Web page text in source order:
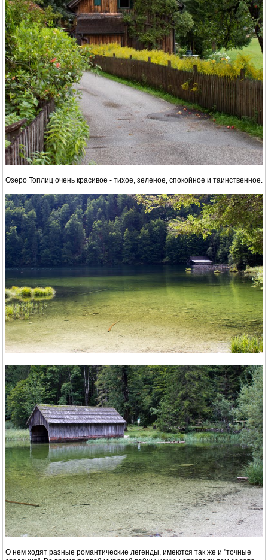
Озеро Топлиц очень красивое - тихое, зеленое, спокойное и таинственное.
О нем ходят разные романтические легенды, имеются так же и "точные